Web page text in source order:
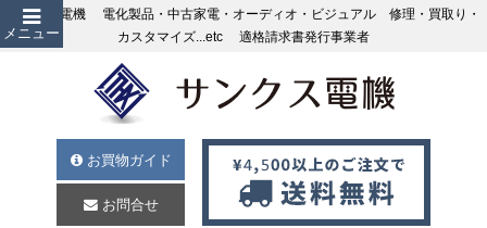
メニュー
サンクス電機 電化製品・中古家電・オーディオ・ビジュアル 修理・買取り・
カスタマイズ...etc 適格請求書発行事業者
お買物ガイド
お問合せ